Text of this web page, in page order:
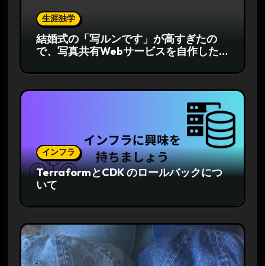
生涯独学
結婚式の「写ルンです」が高すぎたの
で、写真共有Webサービスを自作した
インフラ
TerraformとCDK のロールバックにつ
いて